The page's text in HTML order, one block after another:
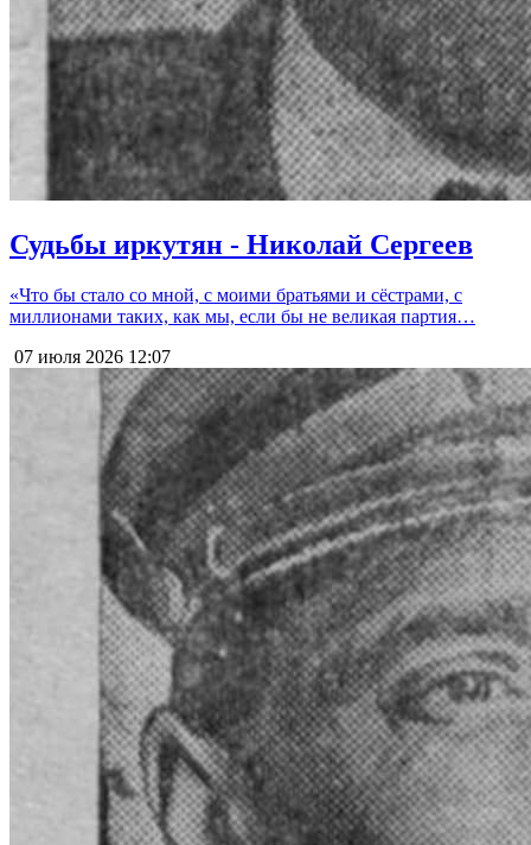
Судьбы иркутян - Николай Сергеев
«Что бы стало со мной, с моими братьями и сёстрами, с
миллионами таких, как мы, если бы не великая партия…
07 июля 2026 12:07